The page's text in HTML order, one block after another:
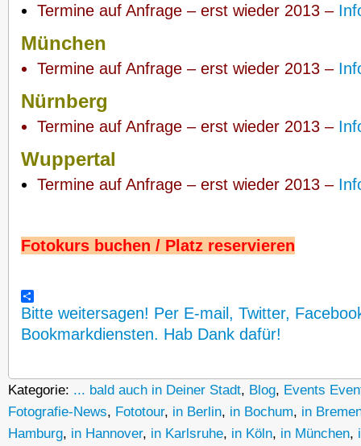
Termine auf Anfrage – erst wieder 2013 –
München
Termine auf Anfrage – erst wieder 2013 –
Nürnberg
Termine auf Anfrage – erst wieder 2013 –
Wuppertal
Termine auf Anfrage – erst wieder 2013 –
Fotokurs buchen / Platz reservieren
Bitte weitersagen! Per E-mail, Twitter,
Bookmarkdiensten. Hab Dank dafür!
Kategorie: ... bald auch in Deiner Stadt, Blog, Events
Fotografie-News, Fototour, in Berlin, in Bochum, in
Hamburg, in Hannover, in Karlsruhe, in Köln, in München,